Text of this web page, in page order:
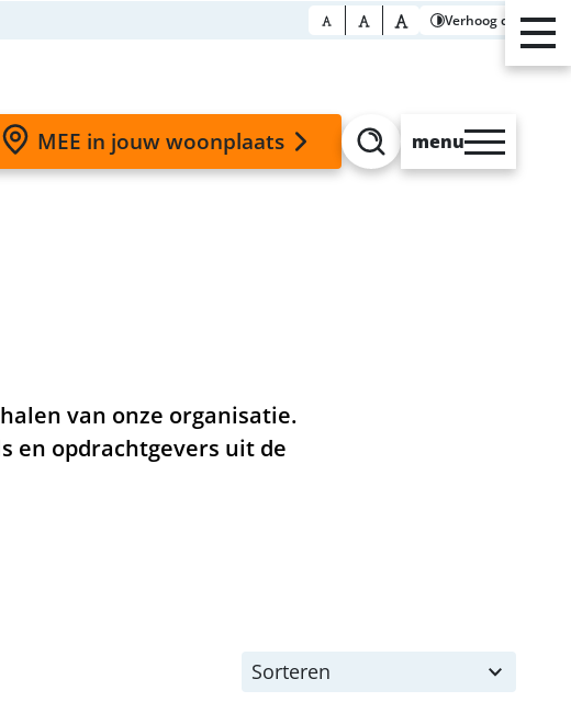
Verhoog contrast
MEE in jouw woonplaats Zoeken
menu
van onze organisatie.
en opdrachtgevers uit de